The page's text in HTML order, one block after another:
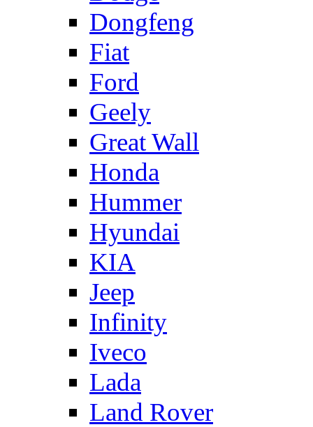
Dongfeng
Fiat
Ford
Geely
Great Wall
Honda
Hummer
Hyundai
KIA
Jeep
Infinity
Iveco
Lada
Land Rover